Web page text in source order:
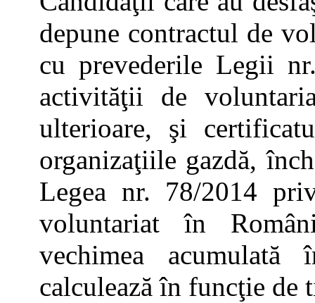
depune contractul de
cu prevederile Legii
activităţii de
ulterioare, şi
organizaţiile gazdă,
Legea nr. 78/2014
voluntariat în
vechimea
calculează în funcţie de